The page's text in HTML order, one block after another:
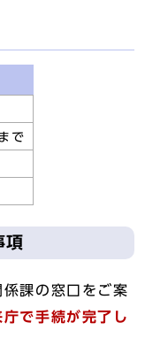
で
項
課の窓口をご案
で手続が完了し